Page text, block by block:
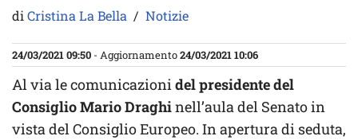
diCristina La Bella Notizie
24/03/2021 09:50 - Aggiornamento24/03/2021 10:06
Al via le comunicazionidel presidente del
Consiglio Mario Draghinell’aula del Senato in
vista del Consiglio Europeo. In apertura di seduta,